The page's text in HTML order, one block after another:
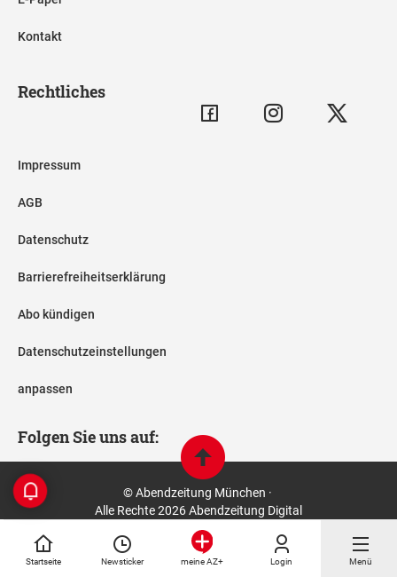
Startseite Newsticker meine AZ+ Login Menü
Kontakt
Rechtliches
Impressum
AGB
Datenschutz
Barrierefreiheitserklärung
Abo kündigen
Datenschutzeinstellungen
anpassen
Folgen Sie uns auf:
© Abendzeitung München ·
Alle Rechte 2026 Abendzeitung Digital